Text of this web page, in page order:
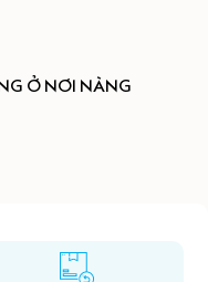
Ở NƠI NÀNG